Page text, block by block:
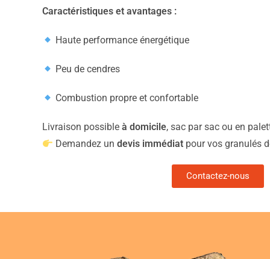
Caractéristiques et avantages :
Haute performance énergétique
Peu de cendres
Combustion propre et confortable
Livraison possible à domicile, sac par sac ou en
Demandez undevis immédiat pour vos granulés
Contactez-nous